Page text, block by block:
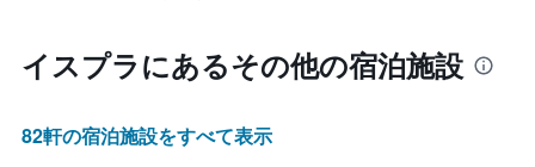
イスプラ​にあるその他の宿泊施設
82​軒の宿泊施設をすべて表示